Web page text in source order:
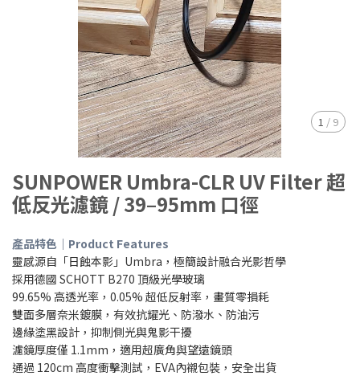
1 / 9
SUNPOWER Umbra-CLR UV Filter 超
低反光濾鏡 / 39–95mm 口徑
產品特色｜Product Features
靈感源自「日蝕本影」Umbra，極簡設計融合光影哲學
採用德國 SCHOTT B270 頂級光學玻璃
99.65% 高透光率，0.05% 超低反射率，畫質零損耗
雙面多層奈米鍍膜，有效抗耀光、防潑水、防油污
邊緣塗黑設計，抑制側光與鬼影干擾
濾鏡厚度僅 1.1mm，適用超廣角與望遠鏡頭
通過 120cm 高度衝擊測試，EVA內襯包裝，安全出貨